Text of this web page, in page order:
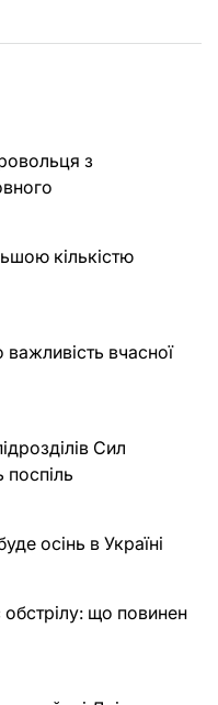
з
кількістю
вчасної
Сил
поспіль
осінь в Україні
що повинен